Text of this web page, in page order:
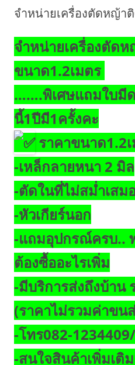
จำหน่ายเครื่องตัดหญ้า
จำหน่ายเครื่องตัด
ขนาด1.2เมตร
…….พิเศษแถมใบมี
นี้1ปีมี1ครั้งคะ
ราคาขนาด1.2
-เหล็กลายหนา 2 มิล
-ตัดในที่ไม่สม่ำเสม
-หัวเกียร์นอก
-แถมอุปกรณ์ครบ..
ต้องซื้ออะไรเพิ่ม
-มีบริการส่งถึงบ้าน
(ราคาไม่รวมค่าขน
-โทร082-
-สนใจสินค้าเพิ่มเติ